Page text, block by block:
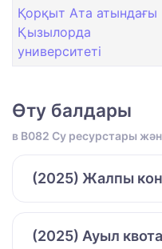
Қорқыт Ата атындағы
Қызылорда
университеті
Өту балдары
в B082 Су ресурстары
(2025) Жалпы
(2025) Ауыл